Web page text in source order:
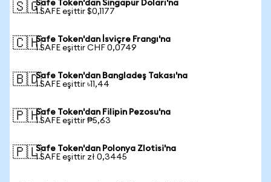
🇸🇬Safe Token'dan Singapur Doları'na
1 SAFE eşittir $0,1177
🇨🇭Safe Token'dan İsviçre Frangı'na
1 SAFE eşittir CHF 0,0749
🇧🇩Safe Token'dan Bangladeş Takası'na
1 SAFE eşittir ৳11,44
🇵🇭Safe Token'dan Filipin Pezosu'na
1 SAFE eşittir ₱5,63
🇵🇱Safe Token'dan Polonya Zlotisi'na
1 SAFE eşittir zł 0,3445